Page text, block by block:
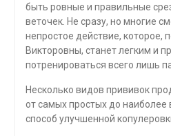
быть ровные и правильные
веточек. Не сразу, но многие
непростое действие, которое,
Викторовны, станет легким и
потренироваться всего лишь
Несколько видов прививок
от самых простых до наиболее
способ улучшенной